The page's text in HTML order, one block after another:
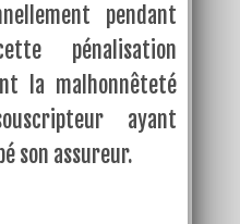
pendant
pénalisation
la malhonnêteté
ayant
son assureur.